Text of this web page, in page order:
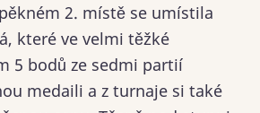
2. místě se umístila
které ve velmi těžké
5 bodů ze sedmi partií
medaili a z turnaje si také